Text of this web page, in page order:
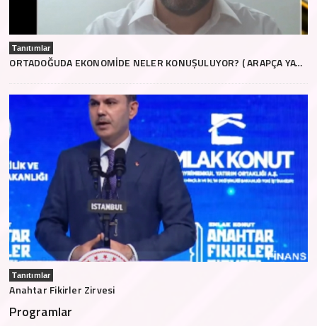
Tanıtımlar
ORTADOĞUDA EKONOMİDE NELER KONUŞULUYOR? ( ARAPÇA YAYIN)
Tanıtımlar
Anahtar Fikirler Zirvesi
Programlar